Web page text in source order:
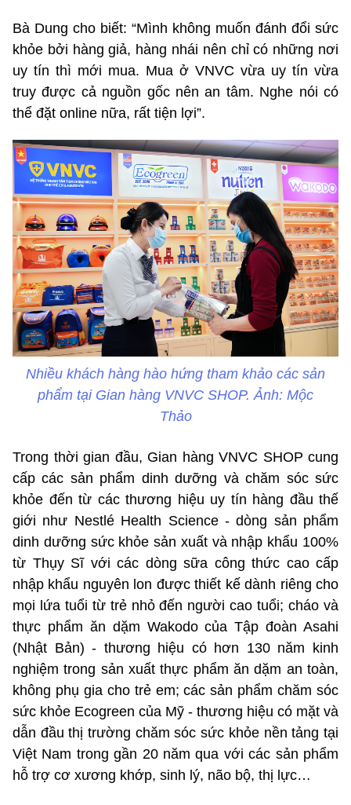
Bà Dung cho biết: “Mình không muốn đánh đổi sức
khỏe bởi hàng giả, hàng nhái nên chỉ có những nơi
uy tín thì mới mua. Mua ở VNVC vừa uy tín vừa
truy được cả nguồn gốc nên an tâm. Nghe nói có
thể đặt online nữa, rất tiện lợi”.
Nhiều khách hàng hào hứng tham khảo các sản
phẩm tại Gian hàng VNVC SHOP. Ảnh: Mộc
Thảo
Trong thời gian đầu, Gian hàng VNVC SHOP cung
cấp các sản phẩm dinh dưỡng và chăm sóc sức
khỏe đến từ các thương hiệu uy tín hàng đầu thế
giới như Nestlé Health Science - dòng sản phẩm
dinh dưỡng sức khỏe sản xuất và nhập khẩu 100%
từ Thụy Sĩ với các dòng sữa công thức cao cấp
nhập khẩu nguyên lon được thiết kế dành riêng cho
mọi lứa tuổi từ trẻ nhỏ đến người cao tuổi; cháo và
thực phẩm ăn dặm Wakodo của Tập đoàn Asahi
(Nhật Bản) - thương hiệu có hơn 130 năm kinh
nghiệm trong sản xuất thực phẩm ăn dặm an toàn,
không phụ gia cho trẻ em; các sản phẩm chăm sóc
sức khỏe Ecogreen của Mỹ - thương hiệu có mặt và
dẫn đầu thị trường chăm sóc sức khỏe nền tảng tại
Việt Nam trong gần 20 năm qua với các sản phẩm
hỗ trợ cơ xương khớp, sinh lý, não bộ, thị lực…